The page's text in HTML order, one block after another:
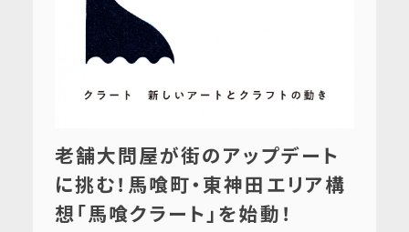
老舗大問屋が街のアップデート
に挑む！馬喰町・東神田エリア構
想「馬喰クラート」を始動！